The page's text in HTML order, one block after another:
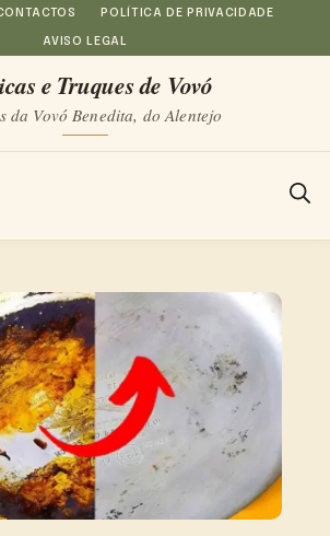
POLÍTICA DE PRIVACIDADE
AVISO LEGAL
e Truques de Vovó
da Vovó Benedita, do Alentejo